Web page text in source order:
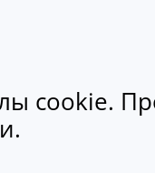
cookie.